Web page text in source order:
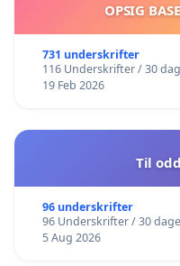
OPSIG
731 underskrifter
116 Underskrifter / 30
19 Feb 2026
Til
96 underskrifter
96 Underskrifter / 30 dage
5 Aug 2026